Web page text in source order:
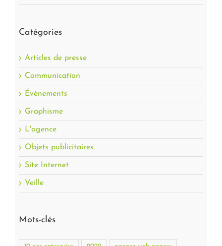
Catégories
Articles de presse
Communication
Évènements
Graphisme
L'agence
Objets publicitaires
Site Internet
Veille
Mots-clés